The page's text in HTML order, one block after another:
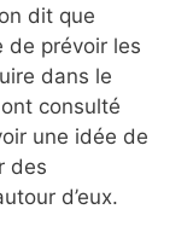
dit que
de prévoir les
dans le
consulté
une idée de
des
d’eux.